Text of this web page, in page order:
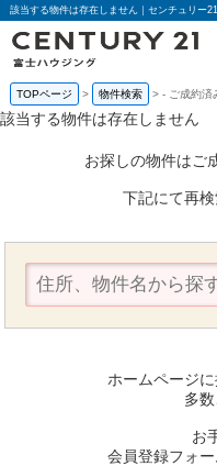
該当する物件は存在しません｜センチュリー
TOPページ 物件検索 - ご成約済
該当する物件は存在しません
お探しの物件はご
下記にて再検
ホームページ
多数
お
会員登録フォー